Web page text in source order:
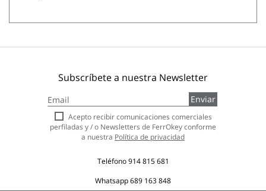
Subscríbete a nuestra Newsletter
a
nuestro
boletín
de
Enviar
Acepto recibir comunicaciones comerciales
perfiladas y / o Newsletters de FerrOkey conforme
a nuestra Política de privacidad
Teléfono914 815 681
Whatsapp689 163 848